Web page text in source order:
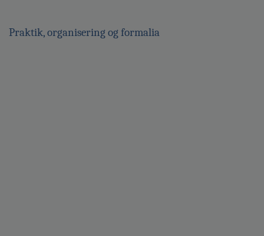
Praktik, organisering og formalia